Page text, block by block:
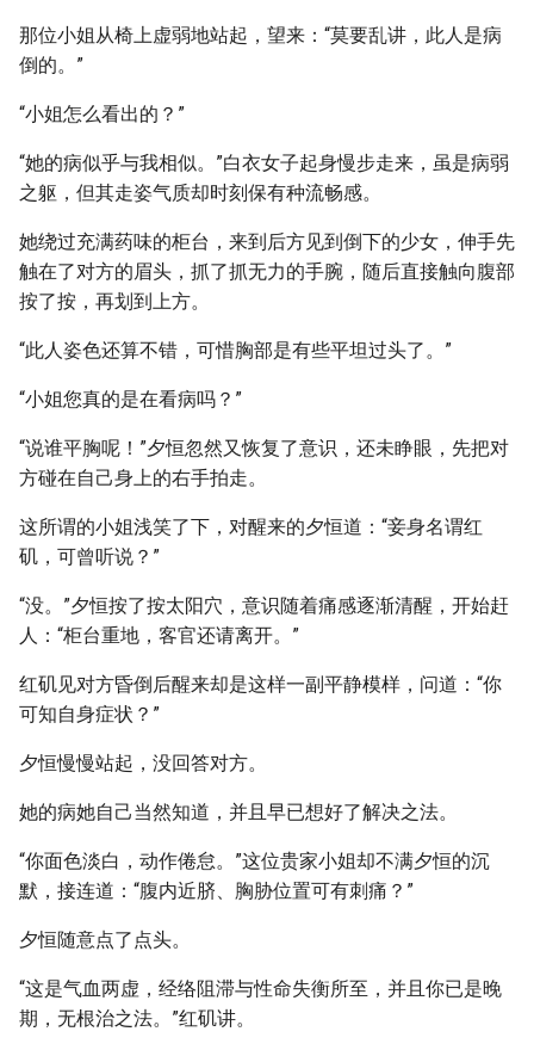
那位小姐从椅上虚弱地站起，望来：“莫要乱讲，此人是病
倒的。”
“小姐怎么看出的？”
“她的病似乎与我相似。”白衣女子起身慢步走来，虽是病弱
之躯，但其走姿气质却时刻保有种流畅感。
她绕过充满药味的柜台，来到后方见到倒下的少女，伸手先
触在了对方的眉头，抓了抓无力的手腕，随后直接触向腹部
按了按，再划到上方。
“此人姿色还算不错，可惜胸部是有些平坦过头了。”
“小姐您真的是在看病吗？”
“说谁平胸呢！”夕恒忽然又恢复了意识，还未睁眼，先把对
方碰在自己身上的右手拍走。
这所谓的小姐浅笑了下，对醒来的夕恒道：“妾身名谓红
矶，可曾听说？”
“没。”夕恒按了按太阳穴，意识随着痛感逐渐清醒，开始赶
人：“柜台重地，客官还请离开。”
红矶见对方昏倒后醒来却是这样一副平静模样，问道：“你
可知自身症状？”
夕恒慢慢站起，没回答对方。
她的病她自己当然知道，并且早已想好了解决之法。
“你面色淡白，动作倦怠。”这位贵家小姐却不满夕恒的沉
默，接连道：“腹内近脐、胸胁位置可有刺痛？”
夕恒随意点了点头。
“这是气血两虚，经络阻滞与性命失衡所至，并且你已是晚
期，无根治之法。”红矶讲。